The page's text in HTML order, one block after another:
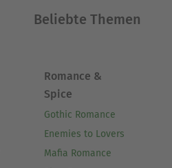
Beliebte Themen
Romance &
Spice
Gothic Romance
Enemies to Lovers
Mafia Romance